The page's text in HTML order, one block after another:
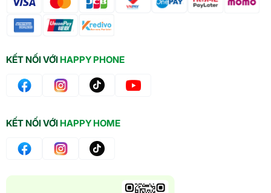
KẾT NỐI VỚIHAPPY PHONE
KẾT NỐI VỚIHAPPY HOME